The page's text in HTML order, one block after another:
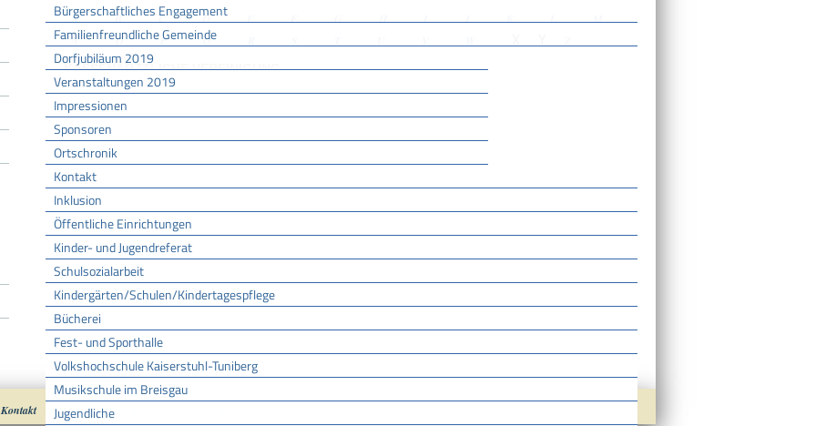
Bürgerschaftliches Engagement
Familienfreundliche Gemeinde
Dorfjubiläum 2019
Veranstaltungen 2019
Impressionen
Sponsoren
Ortschronik
Kontakt
Inklusion
Öffentliche Einrichtungen
Kinder- und Jugendreferat
Schulsozialarbeit
Kindergärten/Schulen/Kindertagespflege
Bücherei
Fest- und Sporthalle
Volkshochschule Kaiserstuhl-Tuniberg
Musikschule im Breisgau
Jugendliche
A B C D E F G H I J K L
M
N
O P Q
KASSENÄRZTLICHE VEREINIGUNG
Leistungen
Zulassungsausschuss - Zulassung als Vertragsarzt beantragen
Arztregister - Eintragung beantragen
Kontakt Impressum